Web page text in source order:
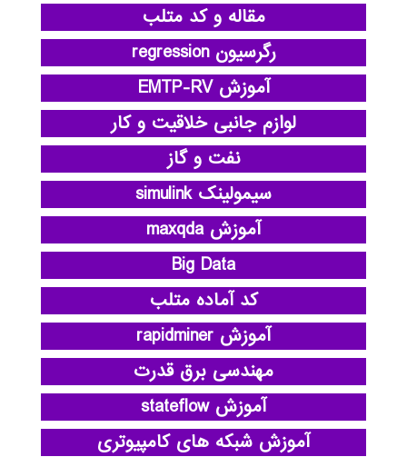
مقاله و کد متلب
رگرسیون regression
آموزش EMTP-RV
لوازم جانبی خلاقیت و کار
نفت و گاز
سیمولینک simulink
آموزش maxqda
Big Data
کد آماده متلب
آموزش rapidminer
مهندسی برق قدرت
آموزش stateflow
آموزش شبکه های کامپیوتری